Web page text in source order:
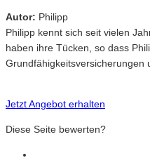
Autor: Philipp
Philipp kennt sich seit vielen
haben ihre Tücken, so dass
Grundfähigkeitsversicherungen
Jetzt Angebot erhalten
Diese Seite bewerten?